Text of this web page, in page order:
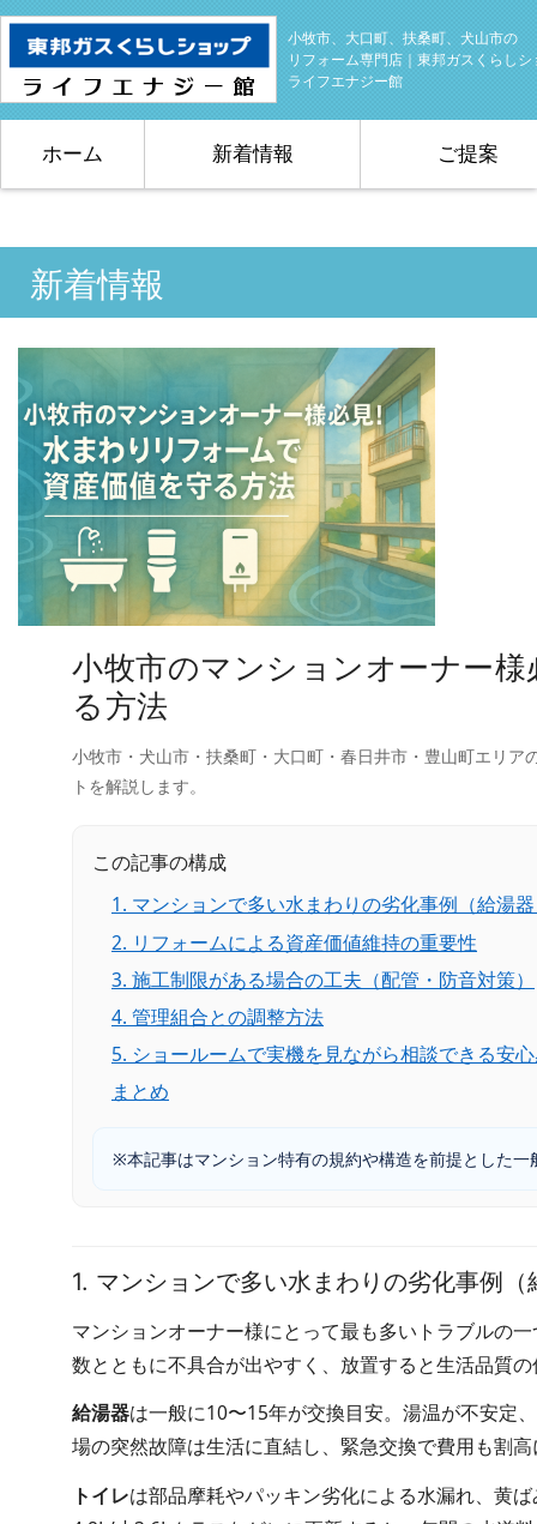
小牧市、大口町、扶桑町、犬山市の
リフォーム専門店｜東邦ガスくらしシ
ライフエナジー館
ホーム 新着情報 ご提案
新着情報
小牧市のマンションオーナー
る方法
小牧市・犬山市・扶桑町・大口町・春日井市・豊山町エリ
トを解説します。
この記事の構成
1. マンションで多い水まわりの劣化事例（給湯
2. リフォームによる資産価値維持の重要性
3. 施工制限がある場合の工夫（配管・防音対策）
4. 管理組合との調整方法
5. ショールームで実機を見ながら相談できる安
まとめ
※本記事はマンション特有の規約や構造を前提とした
1. マンションで多い水まわりの劣化事例
マンションオーナー様にとって最も多いトラブルの
数とともに不具合が出やすく、放置すると生活品質
給湯器は一般に10〜15年が交換目安。湯温が不安定
場の突然故障は生活に直結し、緊急交換で費用も割
トイレは部品摩耗やパッキン劣化による水漏れ、黄